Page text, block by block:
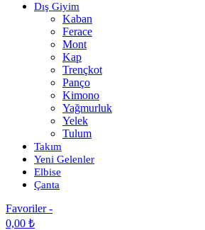
Dış Giyim
Kaban
Ferace
Mont
Kap
Trençkot
Panço
Kimono
Yağmurluk
Yelek
Tulum
Takım
Yeni Gelenler
Elbise
Çanta
Favoriler -
0,00 ₺